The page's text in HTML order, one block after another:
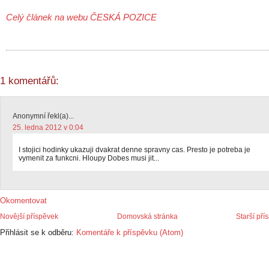
Celý článek na webu ČESKÁ POZICE
1 komentářů:
Anonymní řekl(a)...
25. ledna 2012 v 0:04
I stojici hodinky ukazuji dvakrat denne spravny cas. Presto je potreba je
vymenit za funkcni. Hloupy Dobes musi jit...
Okomentovat
Novější příspěvek Starší
Domovská stránka
Přihlásit se k odběru: Komentáře k příspěvku (Atom)